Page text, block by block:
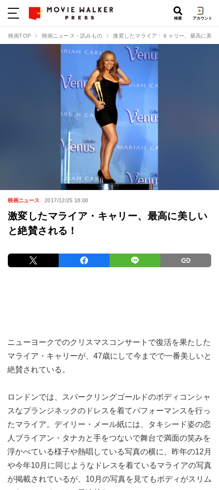
検索 アカウント
映画TOP 映画ニュース・読みもの 激変したマライア・キャリー、最高に美
映画ニュース 2017/12/25 18:00
激変したマライア・キャリー、最高に美しい
と絶賛される！
ニューヨークでのクリスマスコンサートで復活を果たした
マライア・キャリーが、47歳にして今までで一番美しいと
絶賛されている。
ロンドンでは、スパークリングゴールドのボディコンシャ
スなプランジネックのドレスを着てパフォーマンスを行っ
たマライア。デイリー・メール紙には、タキシード姿の恋
人ブライアン・タナカと手をつないで舞台で満面の笑みを
浮かべている様子や熱唱している写真の横に、昨年の12月
や今年10月に同じようなドレスを着ているマライアの写真
が掲載されているが、10月の写真を見てもボディがスリム